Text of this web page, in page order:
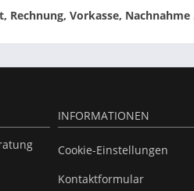
Rechnung, Vorkasse, Nachnahme
INFORMATIONEN
Cookie-Einstellungen
Kontaktformular